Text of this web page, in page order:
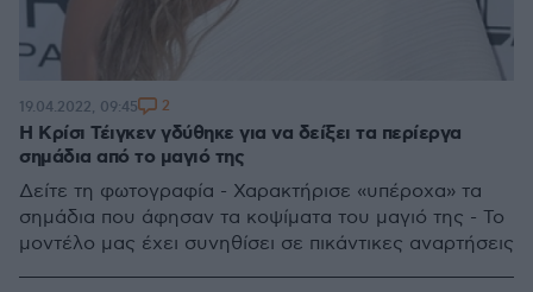
Η Κρίσι Τέιγκεν γδύθηκε για να δείξει τα περίεργα
σημάδια από το μαγιό της
Δείτε τη φωτογραφία - Χαρακτήρισε «υπέροχα» τα
σημάδια που άφησαν τα κοψίματα του μαγιό της - Το
μοντέλο μας έχει συνηθίσει σε πικάντικες αναρτήσεις
19.04.2022, 09:45 2